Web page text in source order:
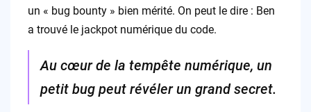
un « bug bounty » bien mérité. On peut le dire : Ben
a trouvé le jackpot numérique du code.
Au cœur de la tempête numérique, un
petit bug peut révéler un grand secret.